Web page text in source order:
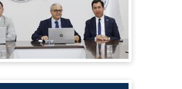
ISO 9001 Kalite Yolculuğunda TSE
Ziyaretini Başarıyla Tamamlandı